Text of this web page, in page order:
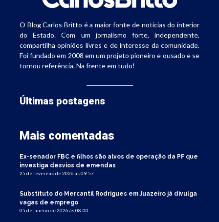
O Blog Carlos Britto é a maior fonte de notícias do interior
do Estado. Com um jornalismo forte, independente,
compartilha opiniões livres e de interesse da comunidade.
Foi fundado em 2008 em um projeto pioneiro e ousado e se
tornou referência. Na frente em tudo!
Últimas postagens
Mais comentadas
Ex-senador FBC e filhos são alvos de operação da PF que
investiga desvios de emendas
25 de fevereiro de 2026 às 09:57
Substituto do Mercantil Rodrigues em Juazeiro já divulga
vagas de emprego
05 de janeiro de 2026 às 08:00